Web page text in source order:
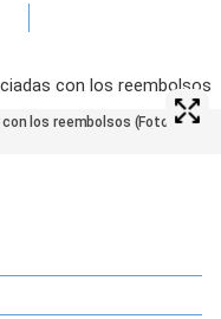
los reembolsos (Foto: